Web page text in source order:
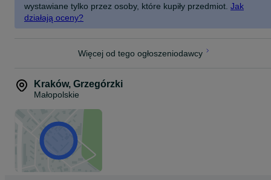
wystawiane tylko przez osoby, które kupiły przedmiot. Jak
działają oceny?
Więcej od tego ogłoszeniodawcy
Kraków, Grzegórzki
Małopolskie